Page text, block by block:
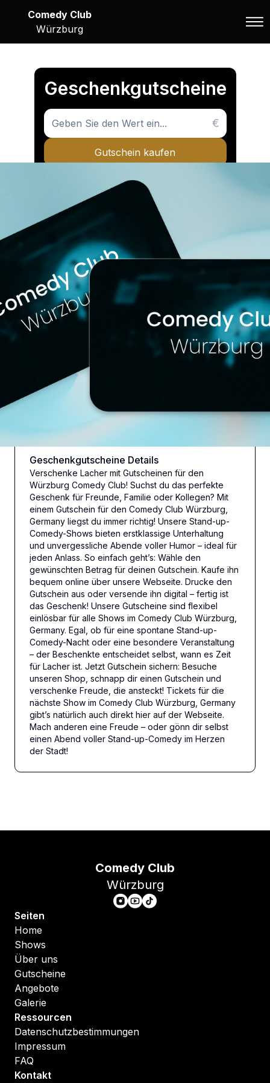
Comedy Club
Würzburg
Geschenkgutscheine
€
Gutschein kaufen
Geschenkgutscheine Details
Verschenke Lacher mit Gutscheinen für den
Würzburg Comedy Club! Suchst du das perfekte
Geschenk für Freunde, Familie oder Kollegen? Mit
einem Gutschein für den Comedy Club Würzburg,
Germany liegst du immer richtig! Unsere Stand-up-
Comedy-Shows bieten erstklassige Unterhaltung
und unvergessliche Abende voller Humor – ideal für
jeden Anlass. So einfach geht’s: Wähle den
gewünschten Betrag für deinen Gutschein. Kaufe ihn
bequem online über unsere Webseite. Drucke den
Gutschein aus oder versende ihn digital – fertig ist
das Geschenk! Unsere Gutscheine sind flexibel
einlösbar für alle Shows im Comedy Club Würzburg,
Germany. Egal, ob für eine spontane Stand-up-
Comedy-Nacht oder eine besondere Veranstaltung
– der Beschenkte entscheidet selbst, wann es Zeit
für Lacher ist. Jetzt Gutschein sichern: Besuche
unseren Shop, schnapp dir einen Gutschein und
verschenke Freude, die ansteckt! Tickets für die
nächste Show im Comedy Club Würzburg, Germany
gibt’s natürlich auch direkt hier auf der Webseite.
Mach anderen eine Freude – oder gönn dir selbst
einen Abend voller Stand-up-Comedy im Herzen
der Stadt!
Comedy Club
Würzburg
Seiten
Home
Shows
Über uns
Gutscheine
Angebote
Galerie
Ressourcen
Datenschutzbestimmungen
Impressum
FAQ
Kontakt